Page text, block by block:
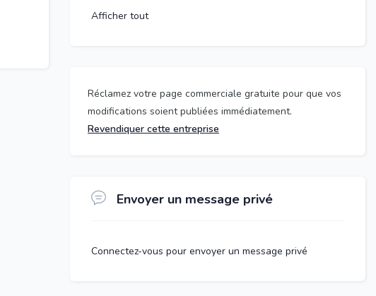
Afficher tout
Réclamez votre page commerciale gratuite pour que vos
modifications soient publiées immédiatement.
Revendiquer cette entreprise
Envoyer un message privé
Connectez-vous pour envoyer un message privé